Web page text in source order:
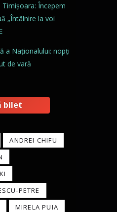
Începem
„Întâlnire la voi
a Naționalului: nopți
de vară
bilet
ANDREI CHIFU
PETRE
MIRELA PUIA